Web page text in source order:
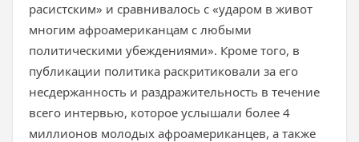
расистским» и сравнивалось с «ударом в живот
многим афроамериканцам с любыми
политическими убеждениями». Кроме того, в
публикации политика раскритиковали за его
несдержанность и раздражительность в течение
всего интервью, которое услышали более 4
миллионов молодых афроамериканцев, а также